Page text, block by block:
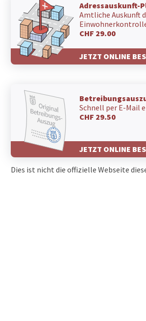
Adressauskunft-
Amtliche Auskunft
CHF 29.00
JETZT ONLINE
Schnell per E-Mail
CHF 29.50
JETZT ONLINE
Dies ist nicht die offizielle Webseite